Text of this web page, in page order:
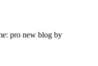
pro new blog by